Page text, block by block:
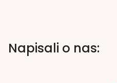
Napisali o nas: